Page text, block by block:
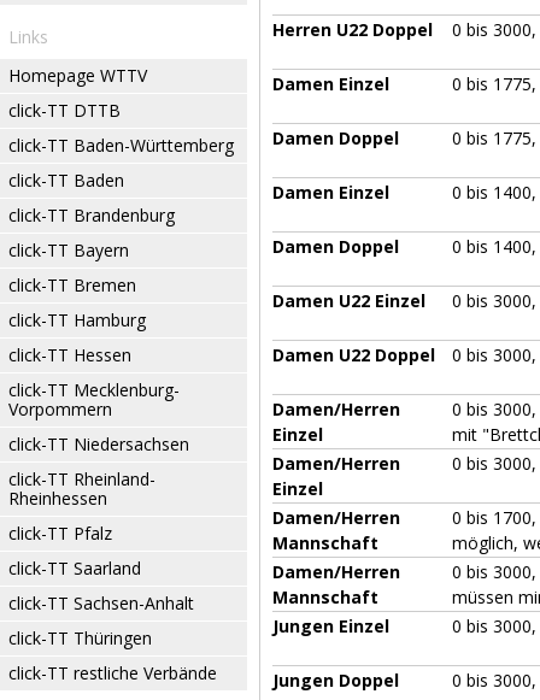
Links
Homepage WTTV
click-TT DTTB
click-TT Baden-Württemberg
click-TT Baden
click-TT Brandenburg
click-TT Bayern
click-TT Bremen
click-TT Hamburg
click-TT Hessen
click-TT Mecklenburg-
Vorpommern
click-TT Niedersachsen
click-TT Rheinland-
Rheinhessen
click-TT Pfalz
click-TT Saarland
click-TT Sachsen-Anhalt
click-TT Thüringen
click-TT restliche Verbände
Herren U22 Doppel 0 bis
Damen Einzel 0 bis
Damen Doppel 0 bis
Damen Einzel 0 bis
Damen Doppel 0 bis
Damen U22 Einzel 0 bis
Damen U22 Doppel 0 bis
Damen/Herren
Einzel
0 bis
mit
Damen/Herren
Einzel
0 bis
Damen/Herren
Mannschaft
0 bis
möglich,
Damen/Herren
Mannschaft
0 bis
müssen
Jungen Einzel
0 bis
Jungen Doppel 0 bis